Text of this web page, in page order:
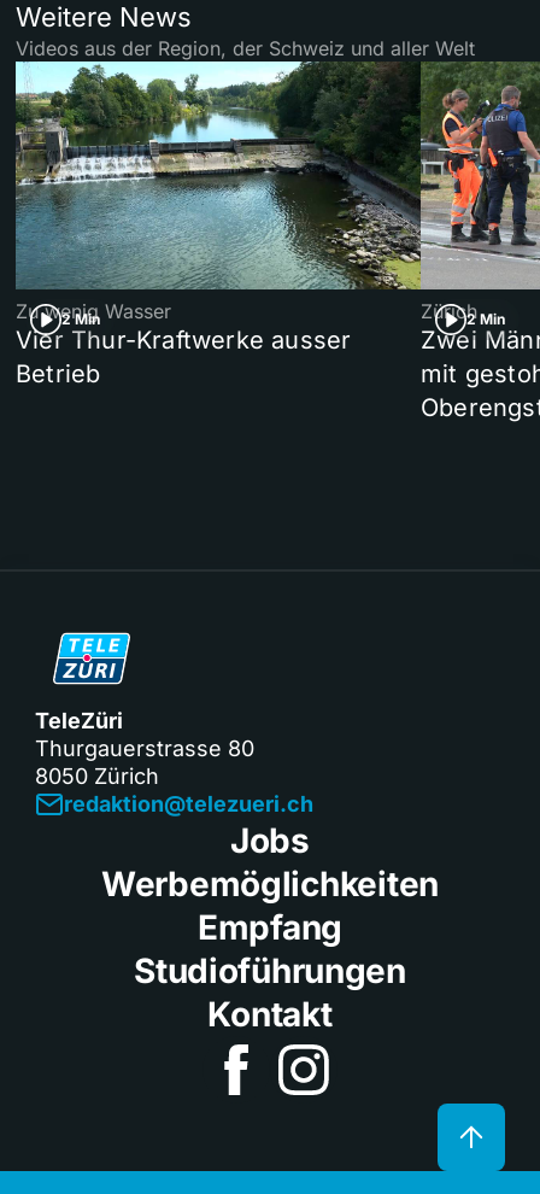
Weitere News
Videos aus der Region, der Schweiz und aller Welt
2 Min
Zu wenig Wasser
Vier Thur-Kraftwerke ausser
Betrieb
2 Min
Zürich
Zwei
mit
TeleZüri
Thurgauerstrasse 80
8050 Zürich
redaktion@telezueri.ch
Jobs
Werbemöglichkeiten
Empfang
Studioführungen
Kontakt